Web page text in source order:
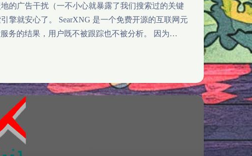
的广告干扰（一不小心就暴露了我们搜索过的关键
擎就安心了。 SearXNG 是一个免费开源的互联网元
务的结果，用户既不被跟踪也不被分析。 因为…